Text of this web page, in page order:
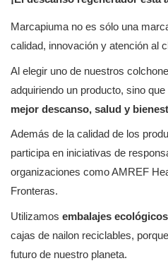
Marcapiuma no es sólo una
calidad, innovación y atención al
Al elegir uno de nuestros
adquiriendo un producto, sino que
mejor descanso, salud y
Además de la calidad de los
participa en iniciativas de
organizaciones como AMREF
Fronteras.
Utilizamos embalajes ecológicos
cajas de nailon reciclables,
futuro de nuestro planeta.